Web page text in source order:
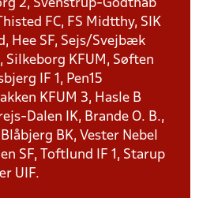
2, Svenstrup-Godthåb
FC, FS Midtthy, SIK
Hee SF, Sejs/Svejbæk
Silkeborg KFUM, Søften
IF 1, Pen15
KFUM 3, Hasle B
Dalen IK, Brande O. B.,
BK, Vester Nebel
SF, Toftlund IF 1, Starup
UIF.